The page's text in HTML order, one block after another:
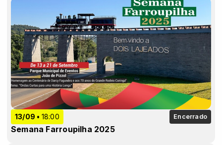
13/09 18:00 Encerrado
Semana Farroupilha 2025